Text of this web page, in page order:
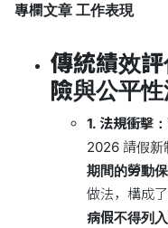
專欄文章 工作表現
傳統績效
險與公平
1. 法規衝擊
2026 請假新
期間的勞動
做法，構成
病假不得列